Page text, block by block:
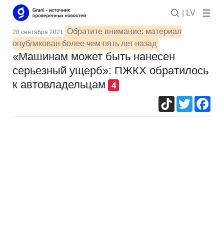
| LV
28 сентября 2021 Обратите внимание: материал
опубликован более чем пять лет назад
«Машинам может быть нанесен
серьезный ущерб»: ПЖКХ обратилось
к автовладельцам
4
TikTokTwitter